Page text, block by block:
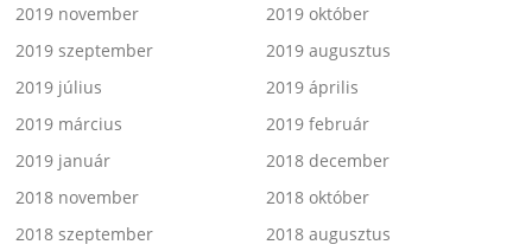
2019 november
2019 október
2019 szeptember
2019 augusztus
2019 július
2019 április
2019 március
2019 február
2019 január
2018 december
2018 november
2018 október
2018 szeptember
2018 augusztus